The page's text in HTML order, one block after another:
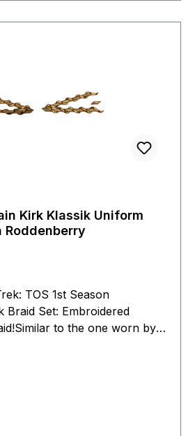
Kirk Klassik Uniform
Roddenberry
TOS 1st Season
Braid Set: Embroidered
to the one worn by
will put the finishing touches